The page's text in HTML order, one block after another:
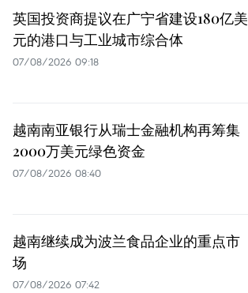
英国投资商提议在广宁省建设180亿美
元的港口与工业城市综合体
07/08/2026 09:18
越南南亚银行从瑞士金融机构再筹集
2000万美元绿色资金
07/08/2026 08:40
越南继续成为波兰食品企业的重点市
场
07/08/2026 07:42